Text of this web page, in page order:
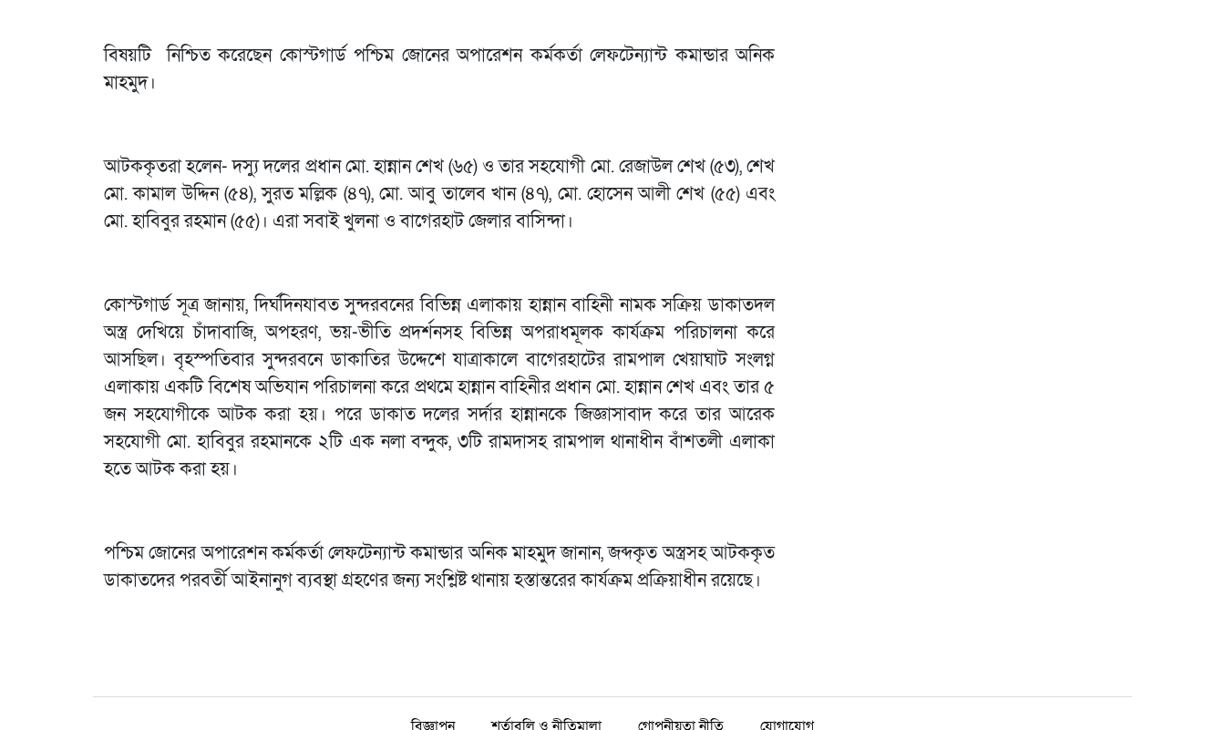
বিষয়টি নিশ্চিত করেছেন কোস্টগার্ড পশ্চিম জোনের অপারেশন কর্মকর্তা লেফটেন্যান্ট কমান্ডার অনিক
মাহমুদ।
আটককৃতরা হলেন- দস্যু দলের প্রধান মো. হান্নান শেখ (৬৫) ও তার সহযোগী মো. রেজাউল শেখ (৫৩), শেখ
মো. কামাল উদ্দিন (৫৪), সুরত মল্লিক (৪৭), মো. আবু তালেব খান (৪৭), মো. হোসেন আলী শেখ (৫৫) এবং
মো. হাবিবুর রহমান (৫৫)। এরা সবাই খুলনা ও বাগেরহাট জেলার বাসিন্দা।
কোস্টগার্ড সূত্র জানায়, দির্ঘদিনযাবত সুন্দরবনের বিভিন্ন এলাকায় হান্নান বাহিনী নামক সক্রিয় ডাকাতদল
অস্ত্র দেখিয়ে চাঁদাবাজি, অপহরণ, ভয়-ভীতি প্রদর্শনসহ বিভিন্ন অপরাধমূলক কার্যক্রম পরিচালনা করে
আসছিল। বৃহস্পতিবার সুন্দরবনে ডাকাতির উদ্দেশে যাত্রাকালে বাগেরহাটের রামপাল খেয়াঘাট সংলগ্ন
এলাকায় একটি বিশেষ অভিযান পরিচালনা করে প্রথমে হান্নান বাহিনীর প্রধান মো. হান্নান শেখ এবং তার ৫
জন সহযোগীকে আটক করা হয়। পরে ডাকাত দলের সর্দার হান্নানকে জিজ্ঞাসাবাদ করে তার আরেক
সহযোগী মো. হাবিবুর রহমানকে ২টি এক নলা বন্দুক, ৩টি রামদাসহ রামপাল থানাধীন বাঁশতলী এলাকা
হতে আটক করা হয়।
পশ্চিম জোনের অপারেশন কর্মকর্তা লেফটেন্যান্ট কমান্ডার অনিক মাহমুদ জানান, জব্দকৃত অস্ত্রসহ আটককৃত
ডাকাতদের পরবর্তী আইনানুগ ব্যবস্থা গ্রহণের জন্য সংশ্লিষ্ট থানায় হস্তান্তরের কার্যক্রম প্রক্রিয়াধীন রয়েছে।
বিজ্ঞাপন শর্তাবলি ও নীতিমালা গোপনীয়তা নীতি যোগাযোগ